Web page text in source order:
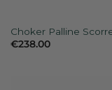
Choker Palline
€238.00